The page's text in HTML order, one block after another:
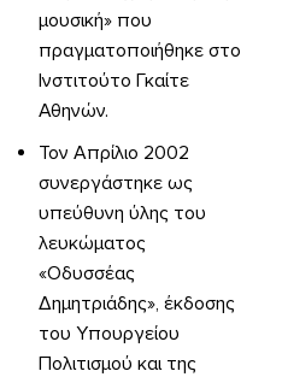
μουσική» που
πραγματοποιήθηκε στο
Ινστιτούτο Γκαίτε
Αθηνών.
Τον Απρίλιο 2002
συνεργάστηκε ως
υπεύθυνη ύλης του
λευκώματος
«Οδυσσέας
Δημητριάδης», έκδοσης
του Υπουργείου
Πολιτισμού και της